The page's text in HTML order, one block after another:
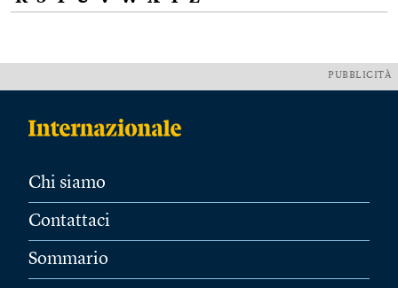
PUBBLICITÀ
Chi siamo
Contattaci
Sommario